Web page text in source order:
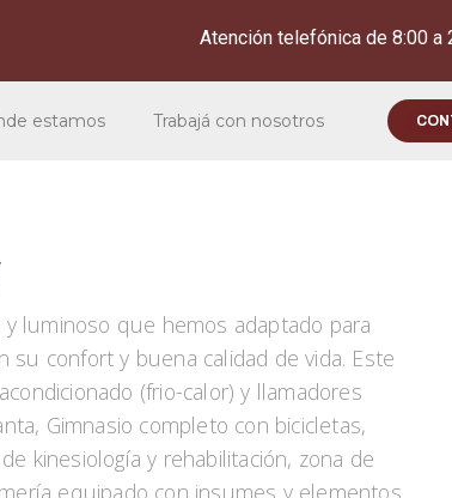
Atención telefónica de 8:00
estamos Trabajá con nosotros
luminoso que hemos adaptado para
confort y buena calidad de vida. Este
(frio-calor) y llamadores
Gimnasio completo con bicicletas,
kinesiología y rehabilitación, zona de